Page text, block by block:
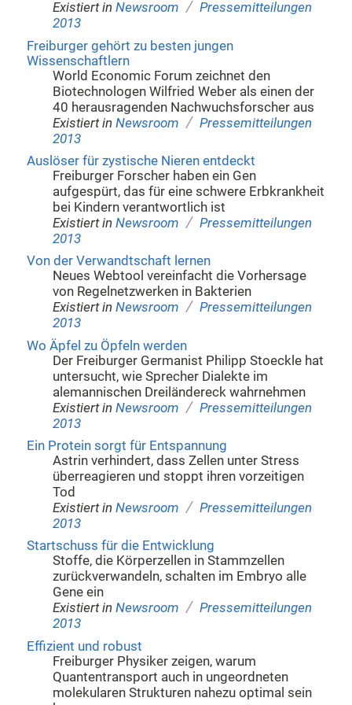
Existiert in Newsroom / Pressemitteilungen
2013
Freiburger gehört zu besten jungen
Wissenschaftlern
World Economic Forum zeichnet den
Biotechnologen Wilfried Weber als einen der
40 herausragenden Nachwuchsforscher aus
Existiert in Newsroom / Pressemitteilungen
2013
Auslöser für zystische Nieren entdeckt
Freiburger Forscher haben ein Gen
aufgespürt, das für eine schwere Erbkrankheit
bei Kindern verantwortlich ist
Existiert in Newsroom / Pressemitteilungen
2013
Von der Verwandtschaft lernen
Neues Webtool vereinfacht die Vorhersage
von Regelnetzwerken in Bakterien
Existiert in Newsroom / Pressemitteilungen
2013
Wo Äpfel zu Öpfeln werden
Der Freiburger Germanist Philipp Stoeckle hat
untersucht, wie Sprecher Dialekte im
alemannischen Dreiländereck wahrnehmen
Existiert in Newsroom / Pressemitteilungen
2013
Ein Protein sorgt für Entspannung
Astrin verhindert, dass Zellen unter Stress
überreagieren und stoppt ihren vorzeitigen
Tod
Existiert in Newsroom / Pressemitteilungen
2013
Startschuss für die Entwicklung
Stoffe, die Körperzellen in Stammzellen
zurückverwandeln, schalten im Embryo alle
Gene ein
Existiert in Newsroom / Pressemitteilungen
2013
Effizient und robust
Freiburger Physiker zeigen, warum
Quantentransport auch in ungeordneten
molekularen Strukturen nahezu optimal sein